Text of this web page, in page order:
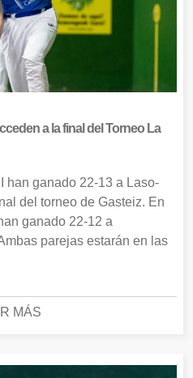
a la final del Torneo La
han ganado 22-13 a Laso-
del torneo de Gasteiz. En
ganado 22-12 a
parejas estarán en las
MÁS